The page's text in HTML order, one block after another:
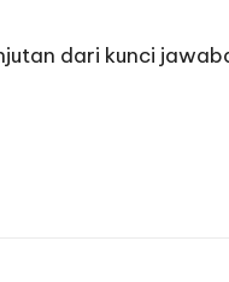
dari kunci